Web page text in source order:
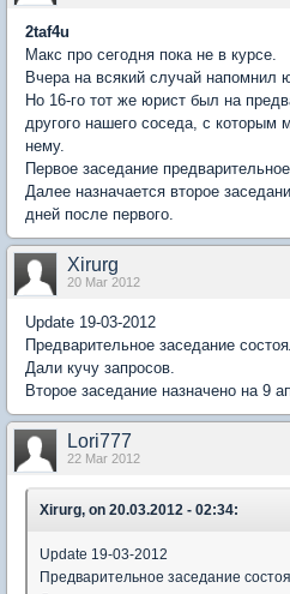
2taf4u
Макс про сегодня пока не в курсе.
Вчера на всякий случай напомнил
Но 16-го тот же юрист был на
другого нашего соседа, с которым
нему.
Первое заседание
Далее назначается второе
дней после первого.
Xirurg
20 Mar 2012
Update 19-03-2012
Предварительное заседание
Дали кучу запросов.
Второе заседание назначено на 9
Lori777
22 Mar 2012
Xirurg, on 20.03.2012 - 02:34:
Update 19-03-2012
Предварительное заседание